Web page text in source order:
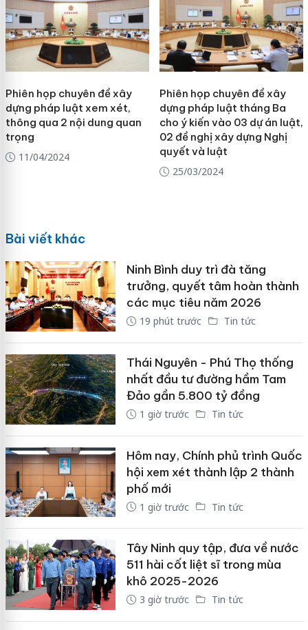
Phiên họp chuyên đề xây
dựng pháp luật xem xét,
thông qua 2 nội dung quan
trọng
11/04/2024
Phiên họp chuyên đề xây
dựng pháp luật tháng Ba
cho ý kiến vào 03 dự án luật,
02 đề nghị xây dựng Nghị
quyết và luật
25/03/2024
Bài viết khác
Ninh Bình duy trì đà tăng
trưởng, quyết tâm hoàn thành
các mục tiêu năm 2026
19 phút trước Tin tức
Thái Nguyên - Phú Thọ thống
nhất đầu tư đường hầm Tam
Đảo gần 5.800 tỷ đồng
1 giờ trước Tin tức
Hôm nay, Chính phủ trình Quốc
hội xem xét thành lập 2 thành
phố mới
1 giờ trước Tin tức
Tây Ninh quy tập, đưa về nước
511 hài cốt liệt sĩ trong mùa
khô 2025-2026
3 giờ trước Tin tức